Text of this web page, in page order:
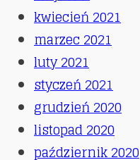
kwiecień 2021
marzec 2021
luty 2021
styczeń 2021
grudzień 2020
listopad 2020
październik 2020